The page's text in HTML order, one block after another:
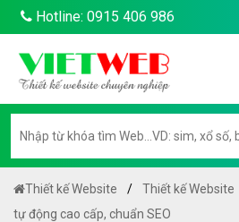
Hotline: 0915 406 986
Thiết kế Website Thiết kế Website
tự động cao cấp, chuẩn SEO